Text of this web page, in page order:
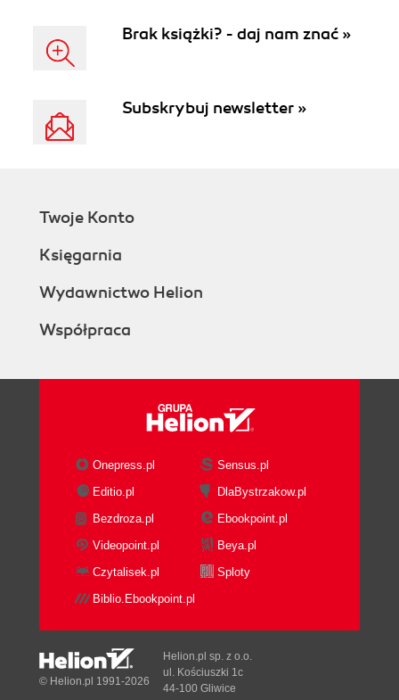
Brak książki? - daj nam znać »
Subskrybuj newsletter »
Twoje Konto
Księgarnia
Wydawnictwo Helion
Współpraca
Onepress.pl
Sensus.pl
Editio.pl
DlaBystrzakow.pl
Bezdroza.pl
Ebookpoint.pl
Videopoint.pl
Beya.pl
Czytalisek.pl
Sploty
Biblio.Ebookpoint.pl
© Helion.pl 1991-2026
Helion.pl sp. z o.o.
ul. Kościuszki 1c
44-100 Gliwice